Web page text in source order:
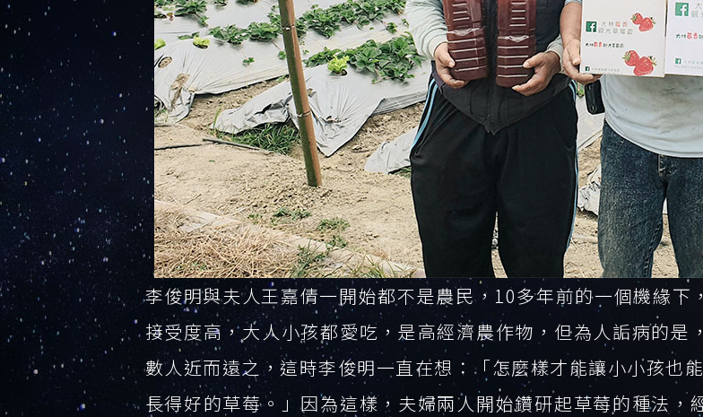
李俊明與夫人王嘉倩一開始都不是農民，10多年前的一個機緣
接受度高，大人小孩都愛吃，是高經濟農作物，但為人詬病的是
數人近而遠之，這時李俊明一直在想：「怎麼樣才能讓小小孩也
長得好的草莓。」因為這樣，夫婦兩人開始鑽研起草莓的種法，